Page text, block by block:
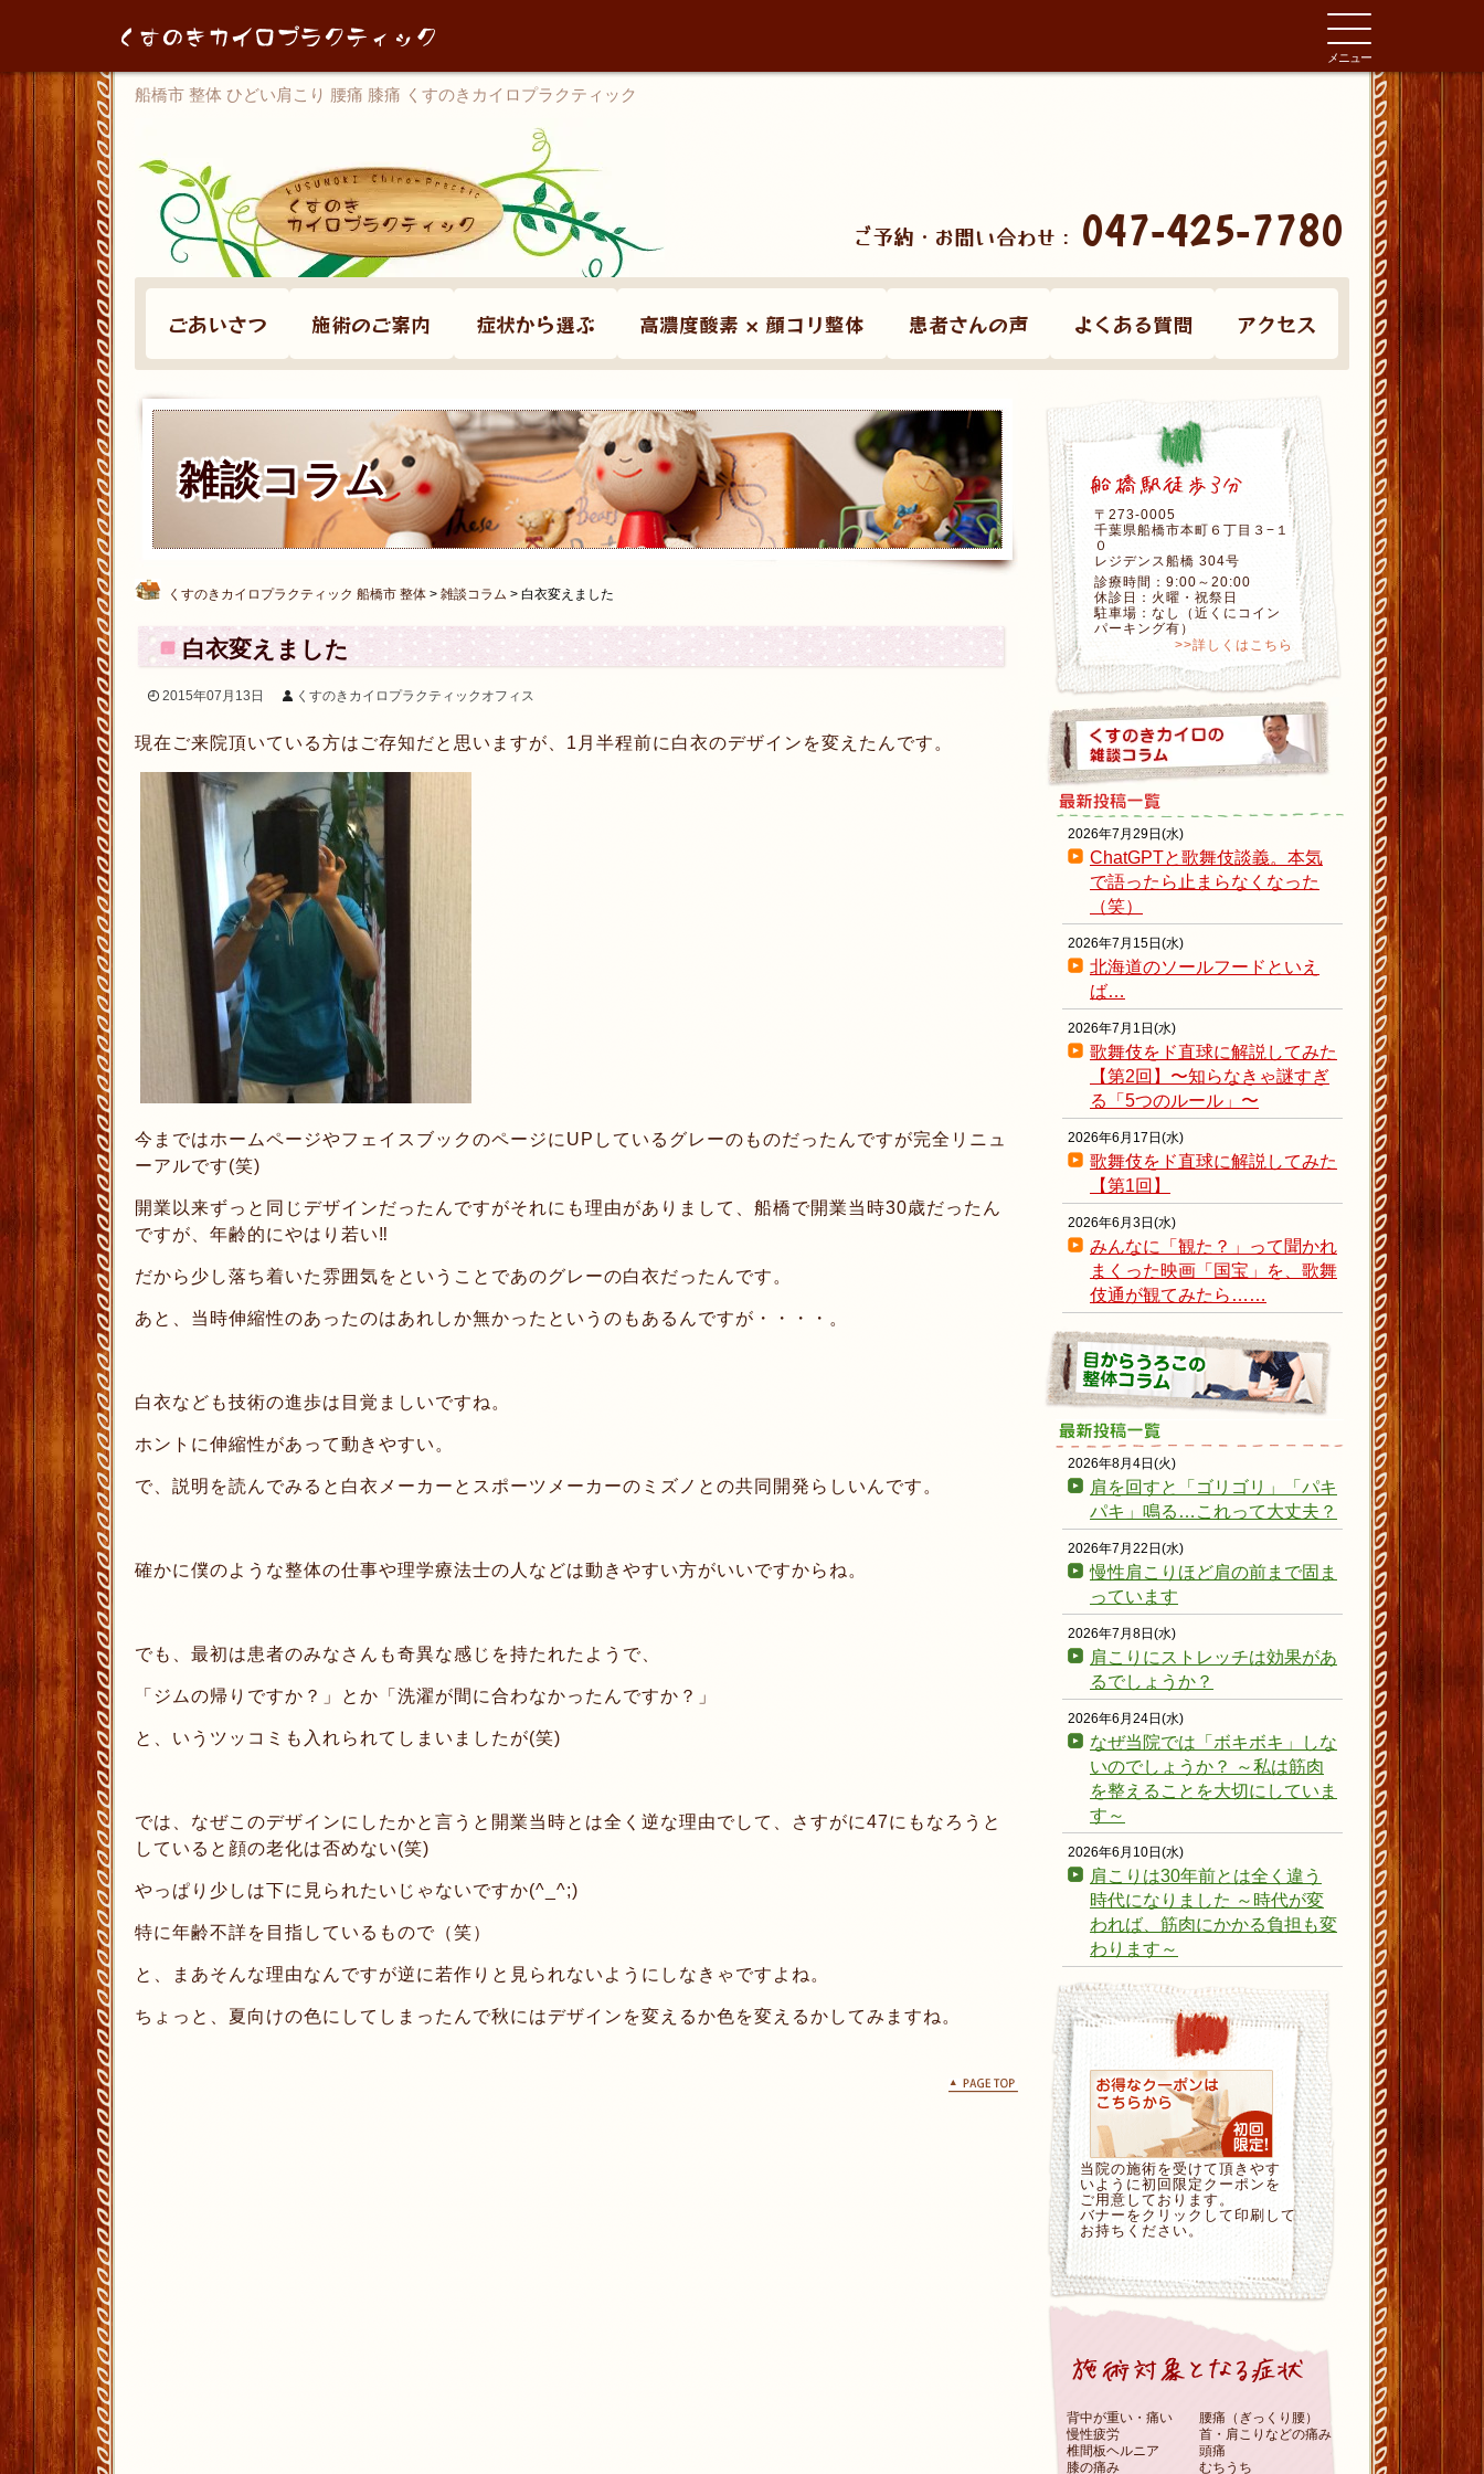
船橋市 整体 ひどい肩こり 腰痛 膝痛 くすのきカイロプラクティック
ご予約・お問い合わせ： 047-425-7780
ごあいさつ 施術のご案内 症状から選ぶ 高濃度酸素 × 顔コリ整体 患者さんの声 よくある質問 アクセス
雑談コラム
くすのきカイロプラクティック 船橋市 整体 > 雑談コラム > 白衣変えました
白衣変えました
2015年07月13日 くすのきカイロプラクティックオフィス
現在ご来院頂いている方はご存知だと思いますが、1月半程前に白衣のデザインを変えたんです。
今まではホームページやフェイスブックのページにUPしているグレーのものだったんですが完全リニュ
ーアルです(笑)
開業以来ずっと同じデザインだったんですがそれにも理由がありまして、船橋で開業当時30歳だったん
ですが、年齢的にやはり若い‼︎
だから少し落ち着いた雰囲気をということであのグレーの白衣だったんです。
あと、当時伸縮性のあったのはあれしか無かったというのもあるんですが・・・・。
白衣なども技術の進歩は目覚ましいですね。
ホントに伸縮性があって動きやすい。
で、説明を読んでみると白衣メーカーとスポーツメーカーのミズノとの共同開発らしいんです。
確かに僕のような整体の仕事や理学療法士の人などは動きやすい方がいいですからね。
でも、最初は患者のみなさんも奇異な感じを持たれたようで、
「ジムの帰りですか？」とか「洗濯が間に合わなかったんですか？」
と、いうツッコミも入れられてしまいましたが(笑)
では、なぜこのデザインにしたかと言うと開業当時とは全く逆な理由でして、さすがに47にもなろうと
していると顔の老化は否めない(笑)
やっぱり少しは下に見られたいじゃないですか(^_^;)
特に年齢不詳を目指しているもので（笑）
と、まあそんな理由なんですが逆に若作りと見られないようにしなきゃですよね。
ちょっと、夏向けの色にしてしまったんで秋にはデザインを変えるか色を変えるかしてみますね。
ページの先頭に戻る
〒273-0005
千葉県船橋市本町６丁目３−１
０
レジデンス船橋 304号
診療時間：9:00～20:00
休診日：火曜・祝祭日
駐車場：なし（近くにコイン
パーキング有）
>>詳しくはこちら
2026年7月29日(水)
ChatGPTと歌舞伎談義。本気
で語ったら止まらなくなった
（笑）
2026年7月15日(水)
北海道のソールフードといえ
ば…
2026年7月1日(水)
歌舞伎をド直球に解説してみた
【第2回】〜知らなきゃ謎すぎ
る「5つのルール」〜
2026年6月17日(水)
歌舞伎をド直球に解説してみた
【第1回】
2026年6月3日(水)
みんなに「観た？」って聞かれ
まくった映画「国宝」を、歌舞
伎通が観てみたら……
2026年8月4日(火)
肩を回すと「ゴリゴリ」「パキ
パキ」鳴る…これって大丈夫？
2026年7月22日(水)
慢性肩こりほど肩の前まで固ま
っています
2026年7月8日(水)
肩こりにストレッチは効果があ
るでしょうか？
2026年6月24日(水)
なぜ当院では「ボキボキ」しな
いのでしょうか？ ～私は筋肉
を整えることを大切にしていま
す～
2026年6月10日(水)
肩こりは30年前とは全く違う
時代になりました ～時代が変
われば、筋肉にかかる負担も変
わります～
当院の施術を受けて頂きやす
いように初回限定クーポンを
ご用意しております。
バナーをクリックして印刷して
お持ちください。
背中が重い・痛い
腰痛（ぎっくり腰）
慢性疲労
首・肩こりなどの痛み
椎間板ヘルニア
頭痛
膝の痛み
むちうち
メニュー